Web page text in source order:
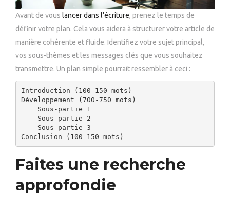
Avant de vous lancer dans l’écriture, prenez le temps de
définir votre plan. Cela vous aidera à structurer votre article de
manière cohérente et fluide. Identifiez votre sujet principal,
vos sous-thèmes et les messages clés que vous souhaitez
transmettre. Un plan simple pourrait ressembler à ceci :
Introduction (100-150 mots)
Développement (700-750 mots)
Conclusion (100-150 mots)
Faites une recherche
approfondie